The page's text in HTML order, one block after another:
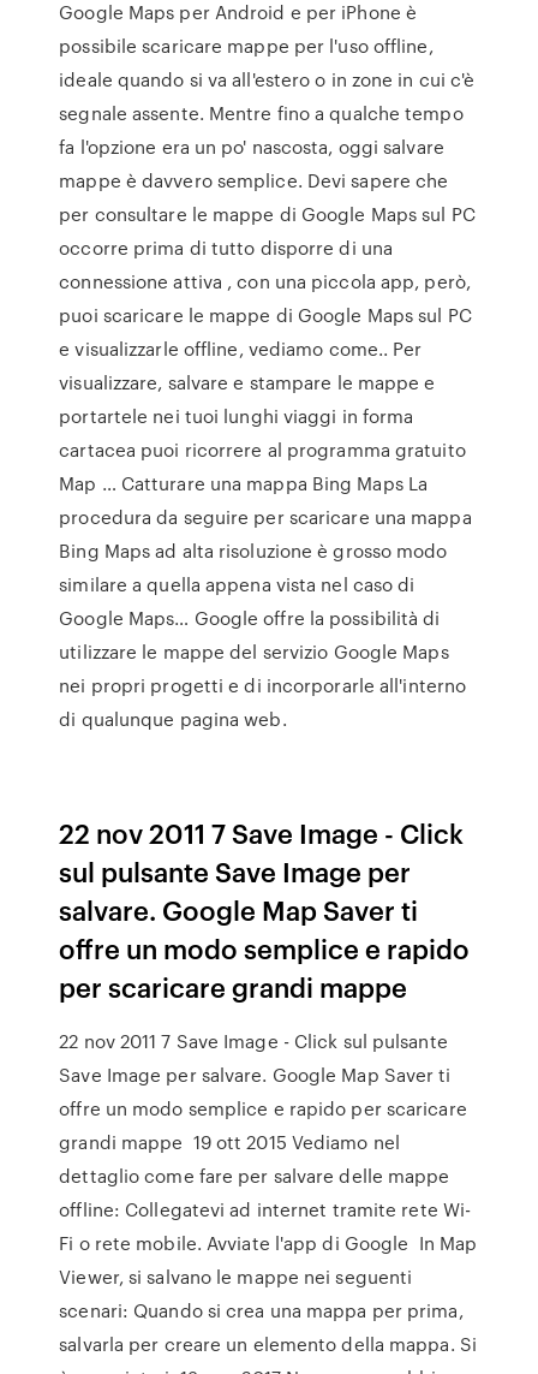
Google Maps per Android e per iPhone è
possibile scaricare mappe per l'uso offline,
ideale quando si va all'estero o in zone in cui c'è
segnale assente. Mentre fino a qualche tempo
fa l'opzione era un po' nascosta, oggi salvare
mappe è davvero semplice. Devi sapere che
per consultare le mappe di Google Maps sul PC
occorre prima di tutto disporre di una
connessione attiva , con una piccola app, però,
puoi scaricare le mappe di Google Maps sul PC
e visualizzarle offline, vediamo come.. Per
visualizzare, salvare e stampare le mappe e
portartele nei tuoi lunghi viaggi in forma
cartacea puoi ricorrere al programma gratuito
Map … Catturare una mappa Bing Maps La
procedura da seguire per scaricare una mappa
Bing Maps ad alta risoluzione è grosso modo
similare a quella appena vista nel caso di
Google Maps… Google offre la possibilità di
utilizzare le mappe del servizio Google Maps
nei propri progetti e di incorporarle all'interno
di qualunque pagina web.
22 nov 2011 7 Save Image - Click
sul pulsante Save Image per
salvare. Google Map Saver ti
offre un modo semplice e rapido
per scaricare grandi mappe
22 nov 2011 7 Save Image - Click sul pulsante
Save Image per salvare. Google Map Saver ti
offre un modo semplice e rapido per scaricare
grandi mappe 19 ott 2015 Vediamo nel
dettaglio come fare per salvare delle mappe
offline: Collegatevi ad internet tramite rete Wi-
Fi o rete mobile. Avviate l'app di Google In Map
Viewer, si salvano le mappe nei seguenti
scenari: Quando si crea una mappa per prima,
salvarla per creare un elemento della mappa. Si